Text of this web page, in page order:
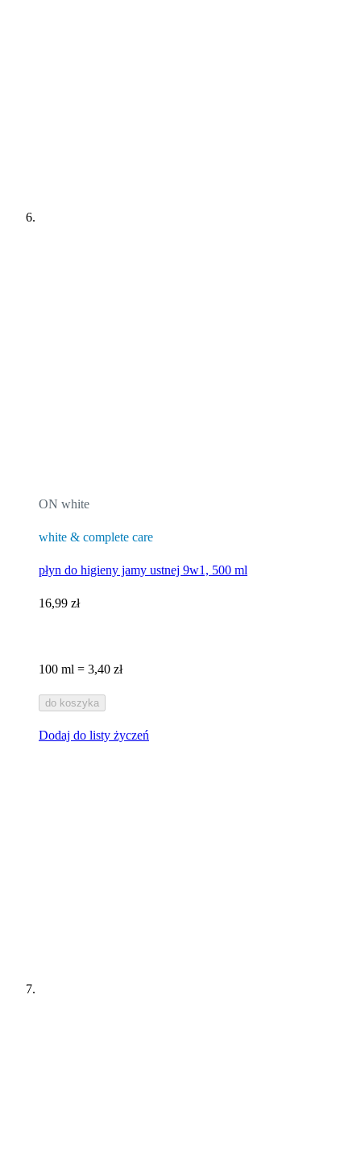
ON white
white & complete care
płyn do higieny jamy ustnej 9w1, 500 ml
16,99 zł
100 ml = 3,40 zł
do koszyka
Dodaj do listy życzeń